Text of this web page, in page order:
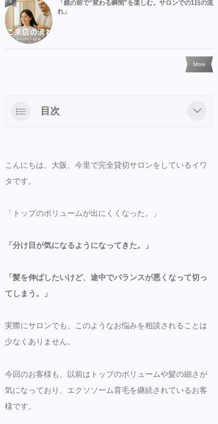
「鏡の前で“変わる瞬間”を楽しむ。サロンでの1日の流
れ」
More
目次
お客様の希望は「伸ばしたい」
まずは今の状態を知ることから
ア（サロン専売）
付けておりますのでお気軽にお問い合わせ下
さい。
可能できます。
Hair Trenza INTERNATIONAL
こんにちは。大阪、今里で完全貸切サロンをしているイワ
タです。
「トップのボリュームが出にくくなった。」
「分け目が気になるようになってきた。」
「髪を伸ばしたいけど、途中でバランスが悪くなって切っ
てしまう。」
実際にサロンでも、このようなお悩みを相談されることは
少なくありません。
今回のお客様も、以前はトップのボリュームや髪の細さが
気になっており、エクソソーム育毛を継続されているお客
様です。